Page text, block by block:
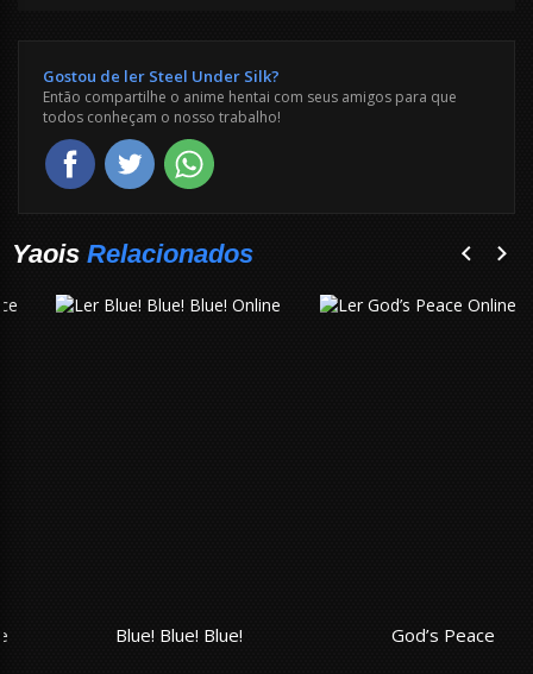
Gostou de ler Steel Under Silk?
Então compartilhe o anime hentai com seus amigos para que
todos conheçam o nosso trabalho!
Yaois Relacionados
Blue! Blue! Blue! God’s Peace